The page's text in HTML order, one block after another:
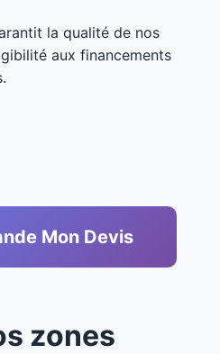
la qualité de nos
aux financements
Mon Devis
zones